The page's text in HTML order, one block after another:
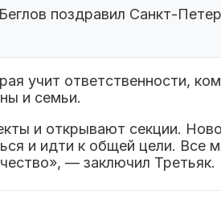
поздравил Санкт-
учит ответственности,
и семьи.
и открывают секции.
и идти к общей цели.
— заключил Третьяк.